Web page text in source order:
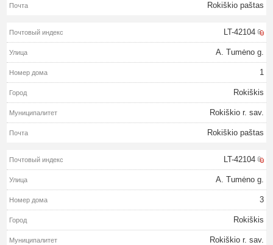
Rokiškio paštas
LT-42104
A. Tumėno g.
1
Rokiškis
Rokiškio r. sav.
Rokiškio paštas
LT-42104
A. Tumėno g.
3
Rokiškis
Rokiškio r. sav.